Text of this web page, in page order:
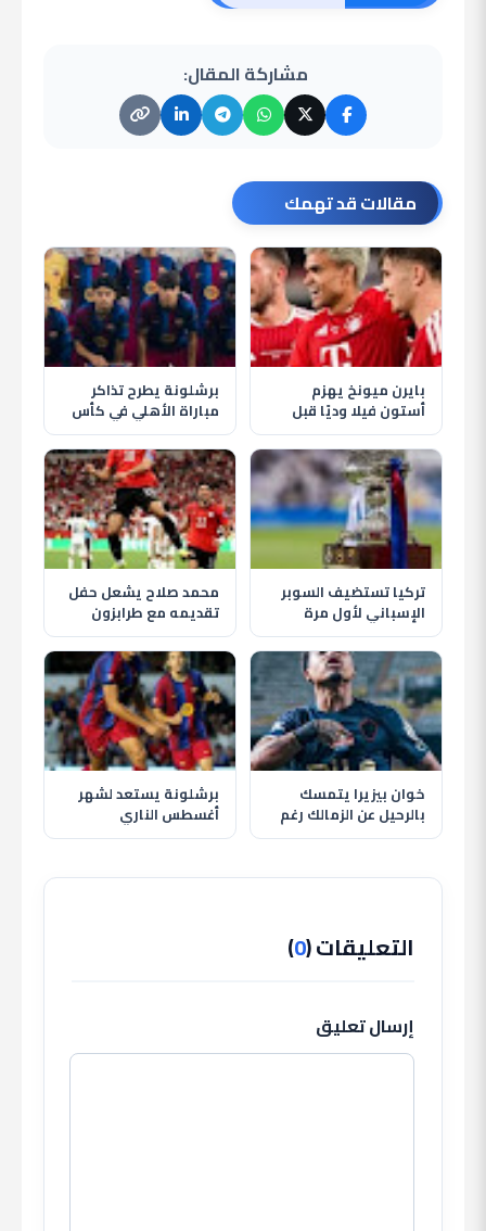
مشاركة المقال:
مقالات قد تهمك
بايرن ميونخ يهزم
أستون فيلا وديًا قبل
انطلاق الموسم الجديد
برشلونة يطرح تذاكر
مباراة الأهلي في كأس
خوان جامبر قبل موقعة
كامب نو
تركيا تستضيف السوبر
الإسباني لأول مرة
بمشاركة برشلونة
وريال مدريد
محمد صلاح يشعل حفل
تقديمه مع طرابزون
سبور وسط استقبال
تاريخي للجماهير
خوان بيزيرا يتمسك
بالرحيل عن الزمالك رغم
قرار النادي وغموض
برشلونة يستعد لشهر
أغسطس الناري
بمواجهة الأهلي وظهور
التعليقات (0
)
إرسال تعليق